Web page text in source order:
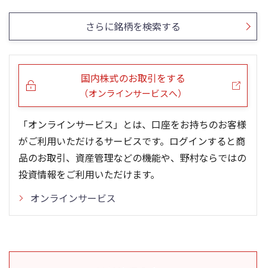
13週移動平均 26週移動平均 出来高(千)
0
50
5ヶ月移動平均 25ヶ月移動平均 出来高(千)
0
50
さらに銘柄を検索する
国内株式のお取引をする
（オンラインサービスへ）
「オンラインサービス」とは、口座をお持ちのお客様
がご利用いただけるサービスです。ログインすると商
品のお取引、資産管理などの機能や、野村ならではの
投資情報をご利用いただけます。
オンラインサービス